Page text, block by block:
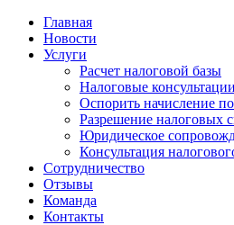
Главная
Новости
Услуги
Расчет налоговой базы
Налоговые консультации
Оспорить начисление
Разрешение налоговых
Юридическое
Консультация
Сотрудничество
Отзывы
Команда
Контакты